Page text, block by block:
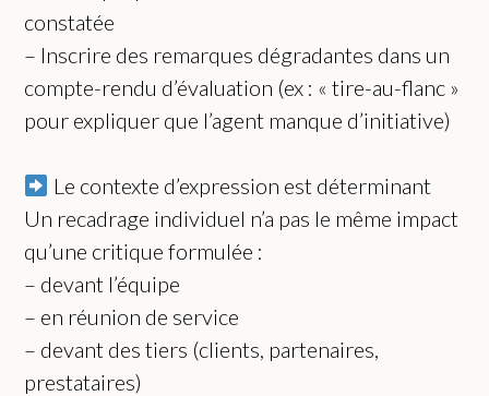
constatée
– Inscrire des remarques dégradantes dans un
compte-rendu d’évaluation (ex : « tire-au-flanc »
pour expliquer que l’agent manque d’initiative)
Le contexte d’expression est déterminant
Un recadrage individuel n’a pas le même impact
qu’une critique formulée :
– devant l’équipe
– en réunion de service
– devant des tiers (clients, partenaires,
prestataires)